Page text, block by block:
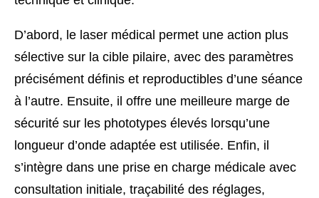
D’abord, le laser médical permet une action plus
sélective sur la cible pilaire, avec des paramètres
précisément définis et reproductibles d’une séance
à l’autre. Ensuite, il offre une meilleure marge de
sécurité sur les phototypes élevés lorsqu’une
longueur d’onde adaptée est utilisée. Enfin, il
s’intègre dans une prise en charge médicale avec
consultation initiale, traçabilité des réglages,